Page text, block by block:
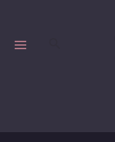
content